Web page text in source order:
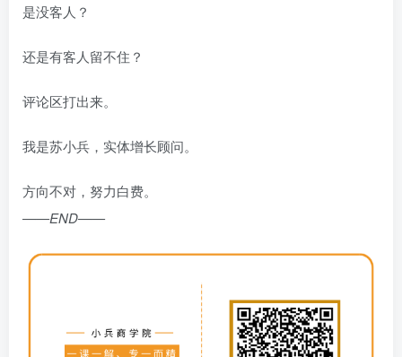
是没客人？
还是有客人留不住？
评论区打出来。
我是苏小兵，实体增长顾问。
方向不对，努力白费。
——END——